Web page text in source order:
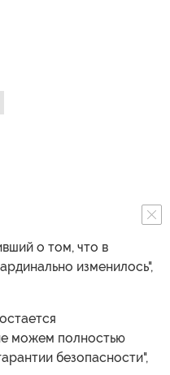
о том, что в
изменилось",
можем полностью
безопасности",